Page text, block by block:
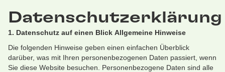
Datenschutzerklärung
1. Datenschutz auf einen Blick Allgemeine Hinweise
Die folgenden Hinweise geben einen einfachen Überblick
darüber, was mit Ihren personenbezogenen Daten passiert, wenn
Sie diese Website besuchen. Personenbezogene Daten sind alle